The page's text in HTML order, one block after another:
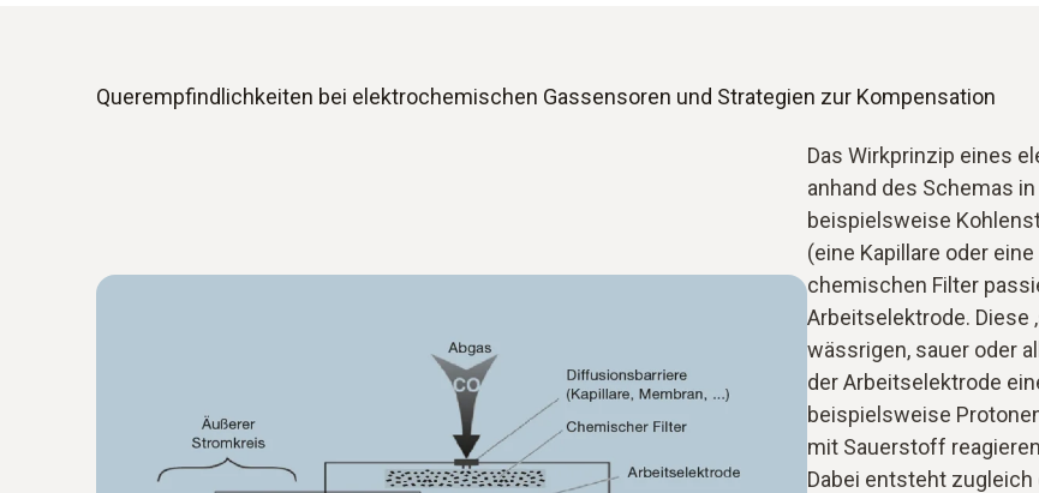
Querempfindlichkeiten bei elektrochemischen Gassensoren und Strategien zur Kompensation
Das Wirkprinzip eines
anhand des Schemas
beispielsweise
(eine Kapillare oder
chemischen Filter
Arbeitselektrode. Diese
wässrigen, sauer oder
der Arbeitselektrode
beispielsweise
mit Sauerstoff
Dabei entsteht